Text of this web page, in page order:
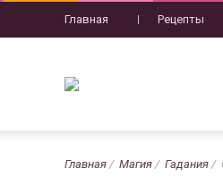
Главная Рецепты
Главная Магия Гадания